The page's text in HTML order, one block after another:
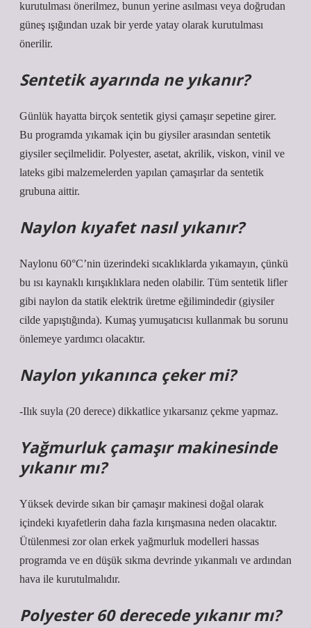
kurutulması önerilmez, bunun yerine asılması veya doğrudan
güneş ışığından uzak bir yerde yatay olarak kurutulması
önerilir.
Sentetik ayarında ne yıkanır?
Günlük hayatta birçok sentetik giysi çamaşır sepetine girer.
Bu programda yıkamak için bu giysiler arasından sentetik
giysiler seçilmelidir. Polyester, asetat, akrilik, viskon, vinil ve
lateks gibi malzemelerden yapılan çamaşırlar da sentetik
grubuna aittir.
Naylon kıyafet nasıl yıkanır?
Naylonu 60°C’nin üzerindeki sıcaklıklarda yıkamayın, çünkü
bu ısı kaynaklı kırışıklıklara neden olabilir. Tüm sentetik lifler
gibi naylon da statik elektrik üretme eğilimindedir (giysiler
cilde yapıştığında). Kumaş yumuşatıcısı kullanmak bu sorunu
önlemeye yardımcı olacaktır.
Naylon yıkanınca çeker mi?
-Ilık suyla (20 derece) dikkatlice yıkarsanız çekme yapmaz.
Yağmurluk çamaşır makinesinde
yıkanır mı?
Yüksek devirde sıkan bir çamaşır makinesi doğal olarak
içindeki kıyafetlerin daha fazla kırışmasına neden olacaktır.
Ütülenmesi zor olan erkek yağmurluk modelleri hassas
programda ve en düşük sıkma devrinde yıkanmalı ve ardından
hava ile kurutulmalıdır.
Polyester 60 derecede yıkanır mı?